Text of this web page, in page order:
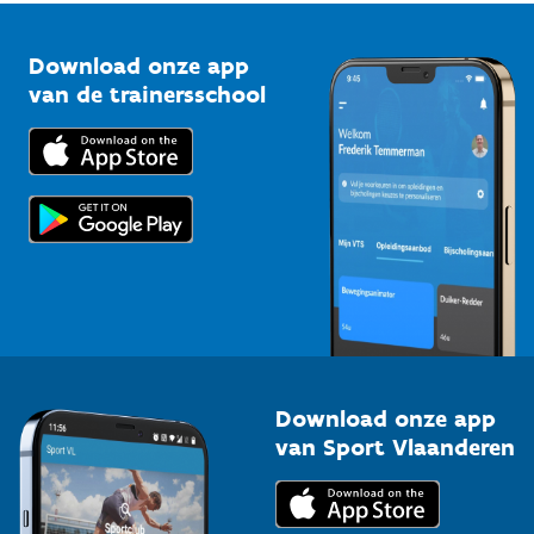
Bedrijven
Trainers en begeleiders
Topsporters
Vlaamse Trainersschool
Kennisplatform
Downloads
Voor de pers
Download onze app
van de trainersschool
Download onze app
van Sport Vlaanderen